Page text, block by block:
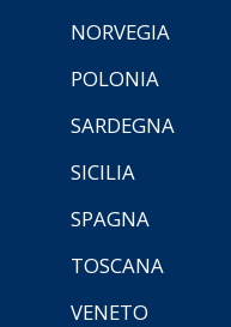
NORVEGIA
POLONIA
SARDEGNA
SICILIA
SPAGNA
TOSCANA
VENETO